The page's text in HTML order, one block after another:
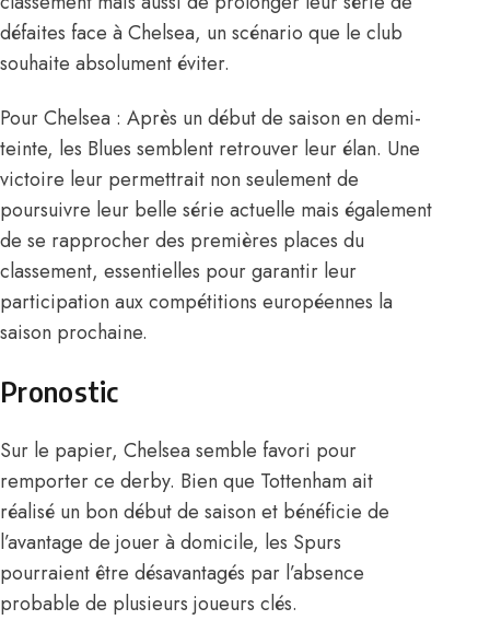
défaites face à Chelsea, un scénario que le club
souhaite absolument éviter.
Pour Chelsea : Après un début de saison en demi-
teinte, les Blues semblent retrouver leur élan. Une
victoire leur permettrait non seulement de
poursuivre leur belle série actuelle mais également
de se rapprocher des premières places du
classement, essentielles pour garantir leur
participation aux compétitions européennes la
saison prochaine.
Pronostic
Sur le papier, Chelsea semble favori pour
remporter ce derby. Bien que Tottenham ait
réalisé un bon début de saison et bénéficie de
l’avantage de jouer à domicile, les Spurs
pourraient être désavantagés par l’absence
probable de plusieurs joueurs clés.